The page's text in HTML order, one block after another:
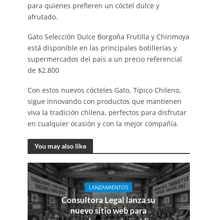
para quienes prefieren un cóctel dulce y
afrutado.
Gato Selección Dulce Borgoña Frutilla y Chirimoya
está disponible en las principales botillerías y
supermercados del país a un precio referencial
de $2.800
Con estos nuevos cócteles Gato, Típico Chileno,
sigue innovando con productos que mantienen
viva la tradición chilena, perfectos para disfrutar
en cualquier ocasión y con la mejor compañía.
You may also like
LANZAMIENTOS
Consultora Legal lanza su
nuevo sitio web para